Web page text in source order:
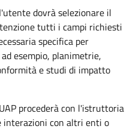
dovrà selezionare il
tutti i campi richiesti
specifica per
esempio, planimetrie,
e studi di impatto
procederà con l'istruttoria
interazioni con altri enti o